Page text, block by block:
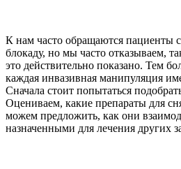
К нам часто обращаются пациенты с
блокаду, но мы часто отказываем,
это действительно показано. Тем
каждая инвазивная манипуляция
Сначала стоит попытаться
Оцениваем, какие препараты для
можем предложить, как они
назначенными для лечения других